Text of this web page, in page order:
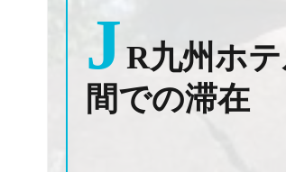
JR九州ホ
間での滞在